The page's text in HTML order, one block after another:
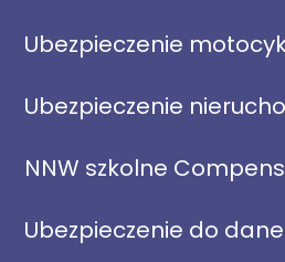
Ubezpieczenie
Ubezpieczenie
NNW szkolne
Ubezpieczenie do